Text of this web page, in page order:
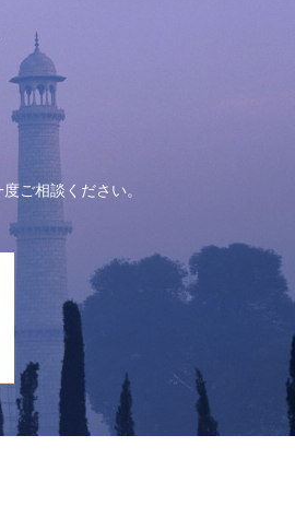
ご相談ください。